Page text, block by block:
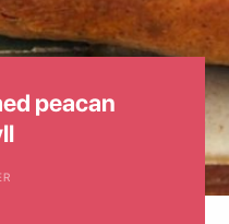
peacan